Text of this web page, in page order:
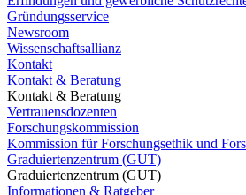
Gründungsservice
Newsroom
Wissenschaftsallianz
Kontakt
Kontakt & Beratung
Kontakt & Beratung
Vertrauensdozenten
Forschungskommission
Kommission für Forschungsethik und
Graduiertenzentrum (GUT)
Graduiertenzentrum (GUT)
Informationen & Ratgeber